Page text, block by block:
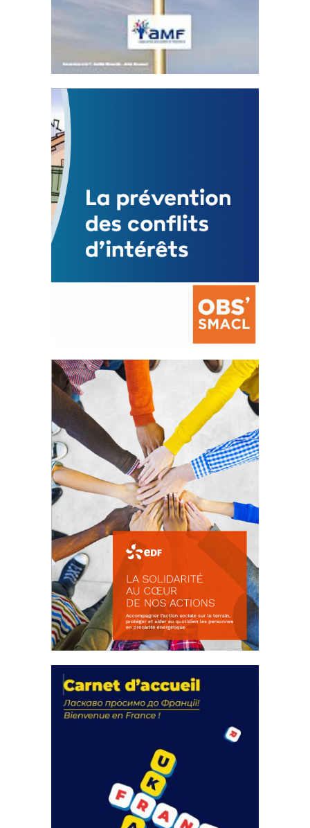
Statut de l’élu local
3 avril 2024
Mise à jour avril 2024
FEUILLETER
La prévention des conflits
d’intérêts
18 septembre 2023
FEUILLETER
actions
18 septembre 2023
FEUILLETER